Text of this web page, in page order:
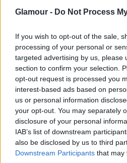
Glamour - Do Not Process
If you wish to opt-out of the sale,
processing of your personal or
targeted advertising by us, please
section to confirm your selection.
opt-out request is processed you
interest-based ads based on
us or personal information
your opt-out. You may separately
disclosure of your personal
IAB’s list of downstream
also be disclosed by us to third
Downstream Participants that may
megszabadulj
szeretőd rávegyen a
Szűz (08. 24-09. 23.)Zavart,
tisztességtelen emberekkel
ha a párod lenne az, aki
megtorlásként vegyél néhány
Mérleg (09. 24-10. 23.)Ha
egy italra, de kétségeid
teszel, ne söpörd félre az
kifoghatod a föld leglinkebb
Skorpió (10. 24-11. 22.)